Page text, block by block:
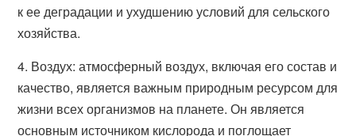
к ее деградации и ухудшению условий для сельского
хозяйства.
4. Воздух: атмосферный воздух, включая его состав и
качество, является важным природным ресурсом для
жизни всех организмов на планете. Он является
основным источником кислорода и поглощает